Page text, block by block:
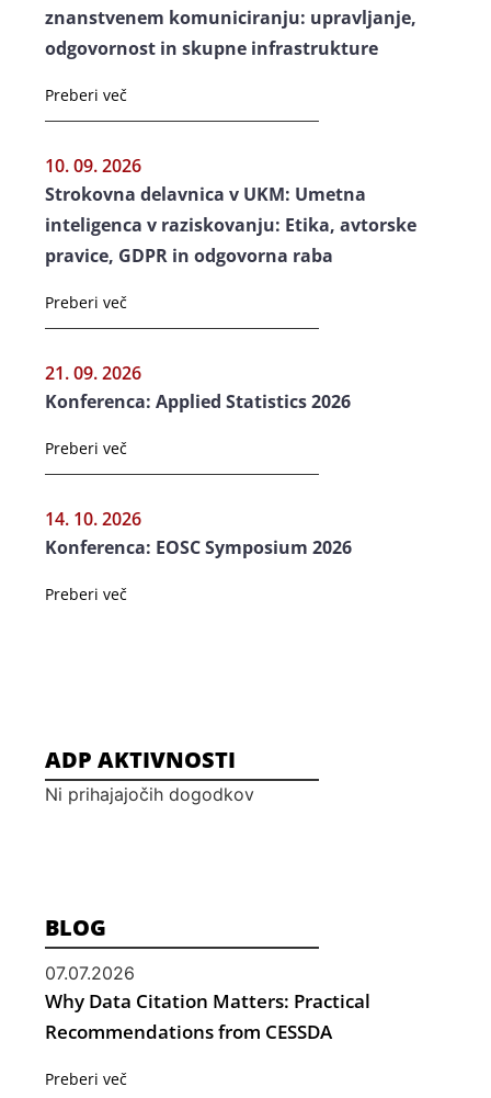
znanstvenem komuniciranju: upravljanje,
odgovornost in skupne infrastrukture
Preberi več
10. 09. 2026
Strokovna delavnica v UKM: Umetna
inteligenca v raziskovanju: Etika, avtorske
pravice, GDPR in odgovorna raba
Preberi več
21. 09. 2026
Konferenca: Applied Statistics 2026
Preberi več
14. 10. 2026
Konferenca: EOSC Symposium 2026
Preberi več
ADP AKTIVNOSTI
Ni prihajajočih dogodkov
BLOG
07.07.2026
Why Data Citation Matters: Practical
Recommendations from CESSDA
Preberi več